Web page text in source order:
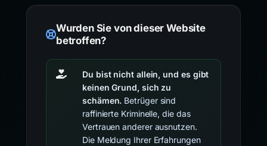
Wurden Sie von dieser Website
betroffen?
Du bist nicht allein, und es gibt
keinen Grund, sich zu
schämen. Betrüger sind
raffinierte Kriminelle, die das
Vertrauen anderer ausnutzen.
Die Meldung Ihrer Erfahrungen